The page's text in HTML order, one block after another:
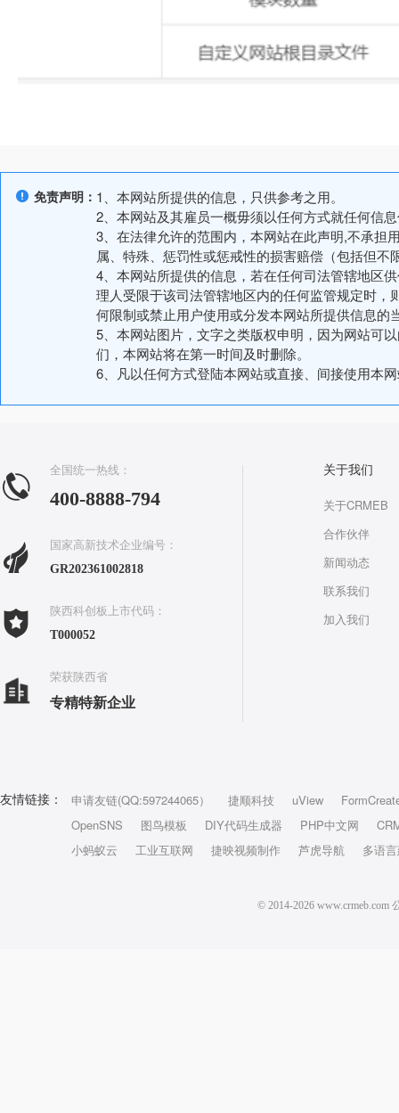
免责声明： 1、本网站所提供的信息，只供参考之用。
2、本网站及其雇员一概毋须以任何方式就任何信
3、在法律允许的范围内，本网站在此声明,不承担
属、特殊、惩罚性或惩戒性的损害赔偿（包括但
4、本网站所提供的信息，若在任何司法管辖地区
理人受限于该司法管辖地区内的任何监管规定时
何限制或禁止用户使用或分发本网站所提供信息的
5、本网站图片，文字之类版权申明，因为网站可
们，本网站将在第一时间及时删除。
6、凡以任何方式登陆本网站或直接、间接使用本
全国统一热线：
400-8888-794
国家高新技术企业编号：
GR202361002818
陕西科创板上市代码：
T000052
荣获陕西省
专精特新企业
关于我们
关于CRMEB
合作伙伴
新闻动态
联系我们
加入我们
友情链接： 申请友链(QQ:597244065） 捷顺科技 uView
OpenSNS
图鸟模板 DIY代码生成器 PHP中文网
小蚂蚁云
工业互联网 捷映视频制作 芦虎导航 多语
© 2014-2026